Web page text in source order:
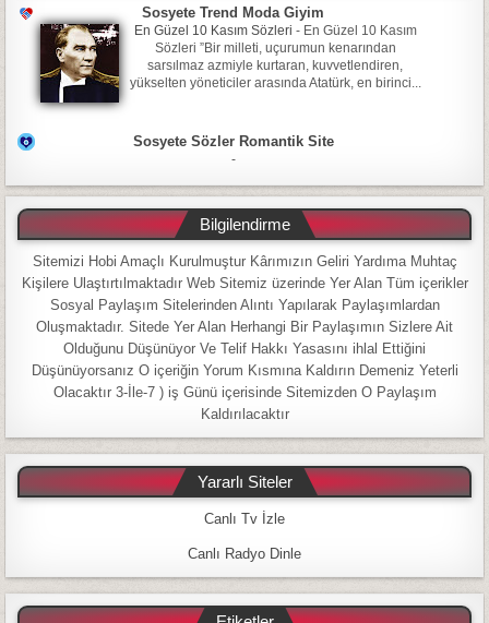
Sosyete Trend Moda Giyim
En Güzel 10 Kasım Sözleri - En Güzel 10 Kasım
Sözleri ”Bir milleti, uçurumun kenarından
sarsılmaz azmiyle kurtaran, kuvvetlendiren,
yükselten yöneticiler arasında Atatürk, en birinci...
Sosyete Sözler Romantik Site
-
Bilgilendirme
Sitemizi Hobi Amaçlı Kurulmuştur Kârımızın Geliri Yardıma Muhtaç
Kişilere Ulaştırtılmaktadır Web Sitemiz üzerinde Yer Alan Tüm içerikler
Sosyal Paylaşım Sitelerinden Alıntı Yapılarak Paylaşımlardan
Oluşmaktadır. Sitede Yer Alan Herhangi Bir Paylaşımın Sizlere Ait
Olduğunu Düşünüyor Ve Telif Hakkı Yasasını ihlal Ettiğini
Düşünüyorsanız O içeriğin Yorum Kısmına Kaldırın Demeniz Yeterli
Olacaktır 3-İle-7 ) iş Günü içerisinde Sitemizden O Paylaşım
Kaldırılacaktır
Yararlı Siteler
Canlı Tv İzle
Canlı Radyo Dinle